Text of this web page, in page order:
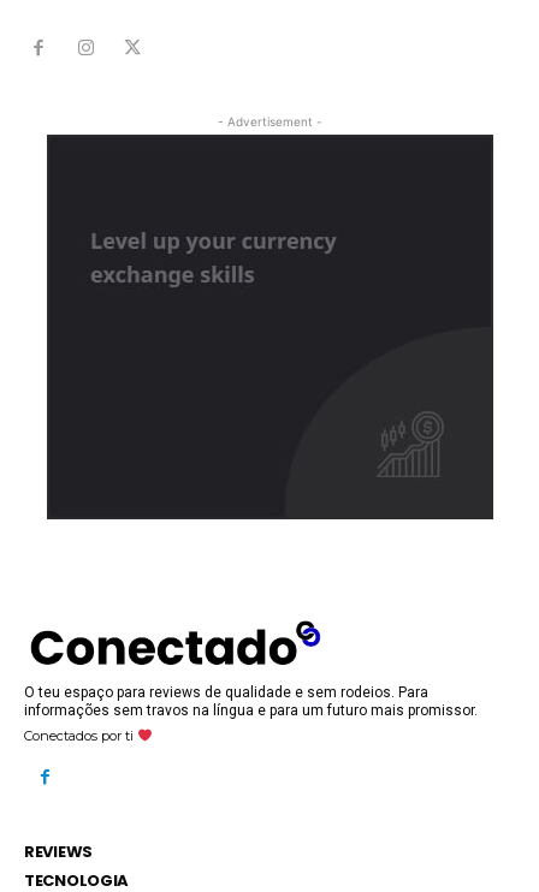
- Advertisement -
O teu espaço para reviews de qualidade e sem rodeios. Para
informações sem travos na língua e para um futuro mais promissor.
Conectados por ti
REVIEWS
TECNOLOGIA